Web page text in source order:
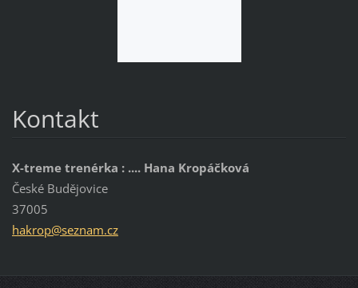
Kontakt
X-treme trenérka : .... Hana Kropáčková
České Budějovice
37005
hakrop@seznam.cz